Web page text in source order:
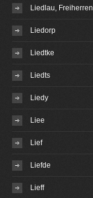
Liedlau, Freiherren
Liedorp
Liedtke
Liedts
Liedy
Liee
Lief
Liefde
Lieff